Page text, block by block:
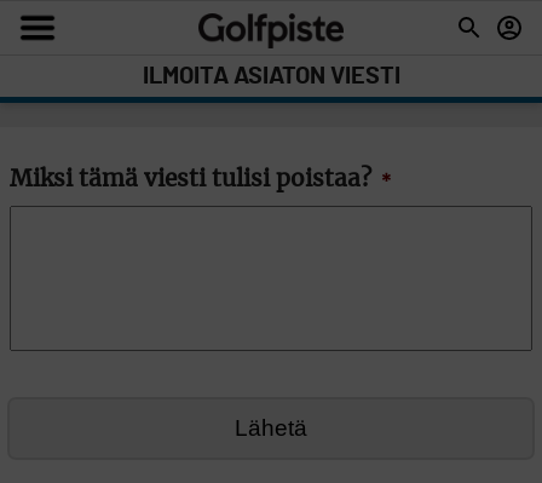
ILMOITA ASIATON VIESTI
Miksi tämä viesti tulisi poistaa? *